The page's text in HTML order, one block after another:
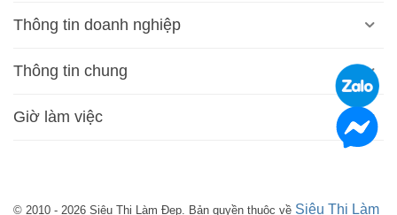
Thông tin doanh nghiệp
Thông tin chung
Giờ làm việc
© 2010 - 2026 Siêu Thị Làm Đẹp. Bản quyền thuộc về Siêu Thị Làm